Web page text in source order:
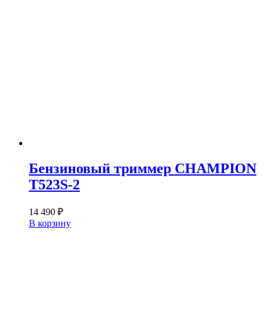
Бензиновый триммер CHAMPION
T523S-2
14 490 ₽
В корзину